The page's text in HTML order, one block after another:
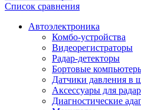
Список сравнения
Автоэлектроника
Комбо-устройства
Видеорегистраторы
Радар-детекторы
Бортовые
Датчики давления в
Аксессуары для
Диагностические